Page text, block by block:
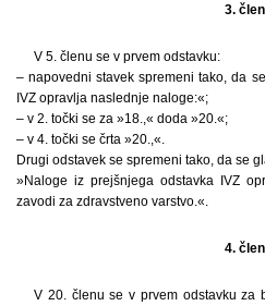
3. člen
V 5. členu se v prvem odstavku:
– napovedni stavek spremeni tako, da
IVZ opravlja naslednje naloge:«;
– v 2. točki se za »18.,« doda »20.«;
– v 4. točki se črta »20.,«.
Drugi odstavek se spremeni tako, da se
»Naloge iz prejšnjega odstavka IVZ
zavodi za zdravstveno varstvo.«.
4. člen
V 20. členu se v prvem odstavku za